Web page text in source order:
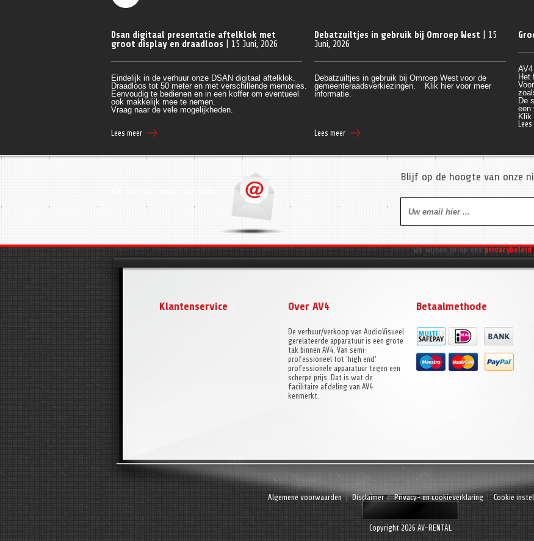
Dsan digitaal presentatie aftelklok met
groot display en draadloos | 15 Juni, 2026
Eindelijk in de verhuur onze DSAN digitaal aftelklok.
Draadloos tot 50 meter en met verschillende memories.
Eenvoudig te bedienen en in een koffer om eventueel
ook makkelijk mee te nemen.
Vraag naar de vele mogelijkheden.
Lees meer
Debatzuiltjes in gebruik bij Omroep West | 15
Juni, 2026
Debatzuiltjes in gebruik bij Omroep West voor de
gemeenteraadsverkiezingen.
Klik hier voor meer
informatie.
Lees meer
Het
De
een
Klik
Blijf op de hoogte van onze
We wijzen je op onsprivacybeleid
Klantenservice Over AV4
De verhuur/verkoop van AudioVisueel
gerelateerde apparatuur is een grote
tak binnen AV4. Van semi-
professioneel tot 'high end'
professionele apparatuur tegen een
scherpe prijs. Dat is wat de
facilitaire afdeling van AV4
kenmerkt.
Betaalmethode
Algemene voorwaarden Disclaimer Privacy- en cookieverklaring Cookie
Copyright 2026 AV-RENTAL